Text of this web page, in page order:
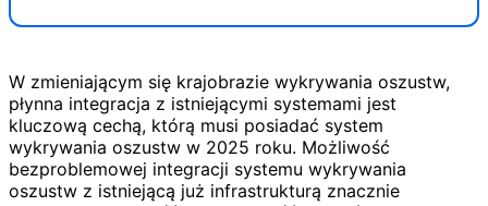
W zmieniającym się krajobrazie wykrywania oszustw,
płynna integracja z istniejącymi systemami jest
kluczową cechą, którą musi posiadać system
wykrywania oszustw w 2025 roku. Możliwość
bezproblemowej integracji systemu wykrywania
oszustw z istniejącą już infrastrukturą znacznie